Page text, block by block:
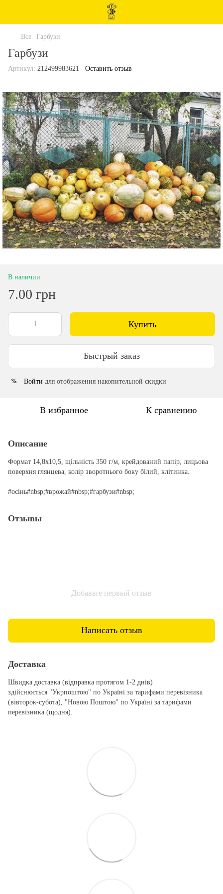
Все Гарбузи
Гарбузи
Артикул: 212499983621 Оставить отзыв
В наличии
7.00 грн
Купить
Быстрый заказ
% Войти для отображения накопительной скидки
В избранное К сравнению
Описание
Формат 14,8х10,5, щільність 350 г/м, крейдований папір, лицьова
поверхня глянцева, колір зворотнього боку білий, клітинка.
#осінь#nbsp;#врожай#nbsp;#гарбузи#nbsp;
Отзывы
Добавьте первый отзыв
Написать отзыв
Доставка
Швидка доставка (відправка протягом 1-2 днів)
здійснюється "Укрпоштою" по Україні за тарифами перевізника
(вівторок-субота), "Новою Поштою" по Україні за тарифами
перевізника (щодня).